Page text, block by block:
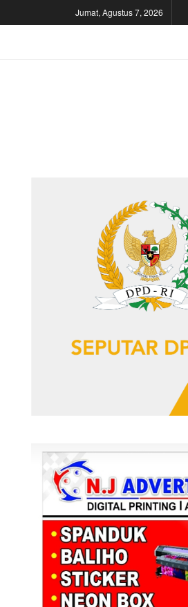
Jumat, Agustus 7, 2026